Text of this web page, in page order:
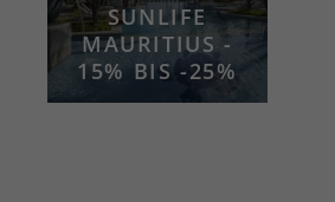
SUNLIFE
MAURITIUS -
15% BIS -25%